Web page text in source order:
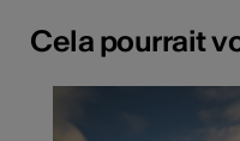
Cela pourrait